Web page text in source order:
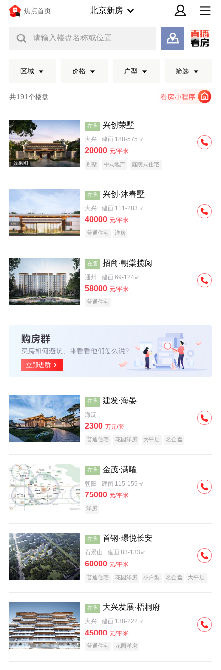
焦点首页 北京新房
请输入楼盘名称或位置
区域 价格 户型 筛选
共191个楼盘
效果图
在售 兴创荣墅
大兴 建面 188-575㎡
20000 元/平米
别墅 中式地产 庭院式住宅
在售 兴创·沐春墅
大兴 建面 111-283㎡
40000 元/平米
普通住宅 洋房
在售 招商·朝棠揽阅
通州 建面 69-124㎡
58000 元/平米
普通住宅
在售 建发·海晏
海淀
2300 万元/套
普通住宅 花园洋房 大平层
名企盘
在售 金茂·满曜
朝阳 建面 115-159㎡
75000 元/平米
洋房
在售 首钢·璟悦长安
石景山 建面 83-133㎡
60000 元/平米
普通住宅 花园洋房 小户型 名企盘 大平层
在售 大兴发展·梧桐府
大兴 建面 138-222㎡
45000 元/平米
普通住宅 花园洋房